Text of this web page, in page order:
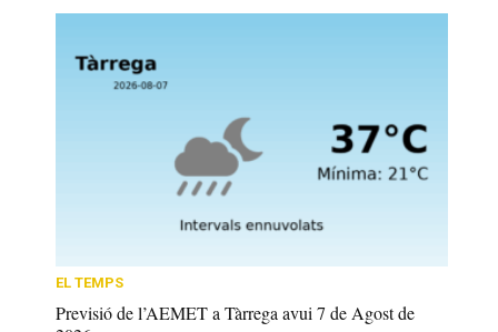
EL TEMPS
Previsió de l’AEMET a Tàrrega avui 7 de Agost de